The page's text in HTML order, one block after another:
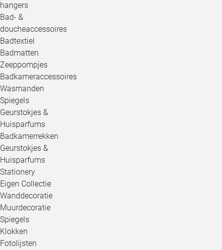
hangers
Bad- &
doucheaccessoires
Badtextiel
Badmatten
Zeeppompjes
Badkameraccessoires
Wasmanden
Spiegels
Geurstokjes &
Huisparfums
Badkamerrekken
Geurstokjes &
Huisparfums
Stationery
Eigen Collectie
Wanddecoratie
Muurdecoratie
Spiegels
Klokken
Fotolijsten